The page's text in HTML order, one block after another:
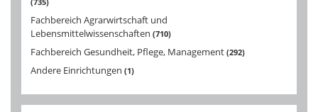
Fachbereich Agrarwirtschaft und
Lebensmittelwissenschaften 710
Fachbereich Gesundheit, Pflege, Management 292
Andere Einrichtungen 1